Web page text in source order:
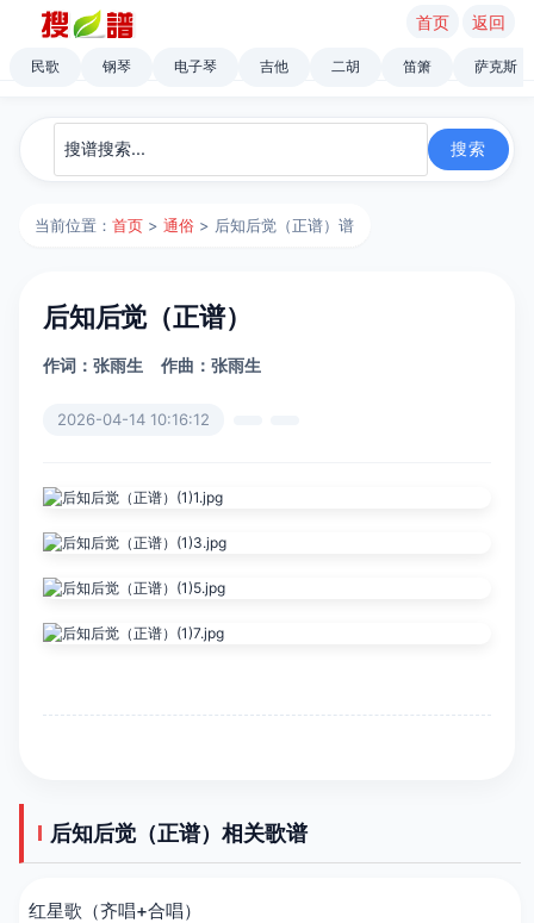
首页 返回
民歌 钢琴 电子琴 吉他 二胡 笛箫 萨克斯
当前位置：首页 >通俗 > 后知后觉（正谱）谱
后知后觉（正谱）
作词：张雨生 作曲：张雨生
2026-04-14 10:16:12
后知后觉（正谱）相关歌谱
红星歌（齐唱+合唱）